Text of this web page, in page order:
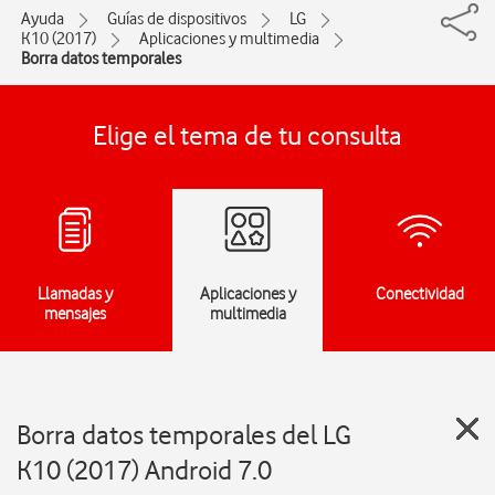
Ayuda Guías de dispositivos
LG
K10 (2017)
Aplicaciones y multimedia
Borra datos temporales
Elige el tema de tu consulta
Llamadas y
mensajes
Aplicaciones y
multimedia
Conectividad
Borra datos temporales del LG
K10 (2017) Android 7.0